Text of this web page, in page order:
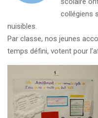
collégiens
nuisibles.
Par classe, nos jeunes
temps défini, votent pour